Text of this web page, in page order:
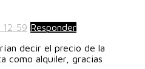
Responder
decir el precio de la
como alquiler, gracias